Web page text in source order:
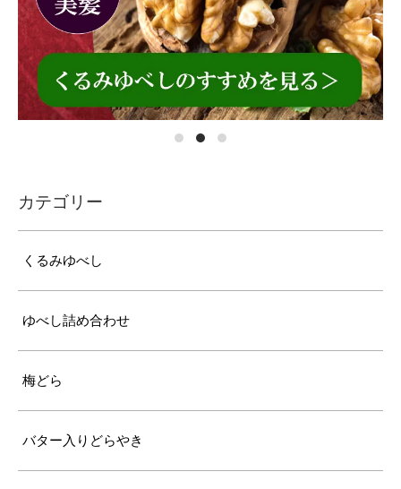
カテゴリー
くるみゆべし
ゆべし詰め合わせ
梅どら
バター入りどらやき